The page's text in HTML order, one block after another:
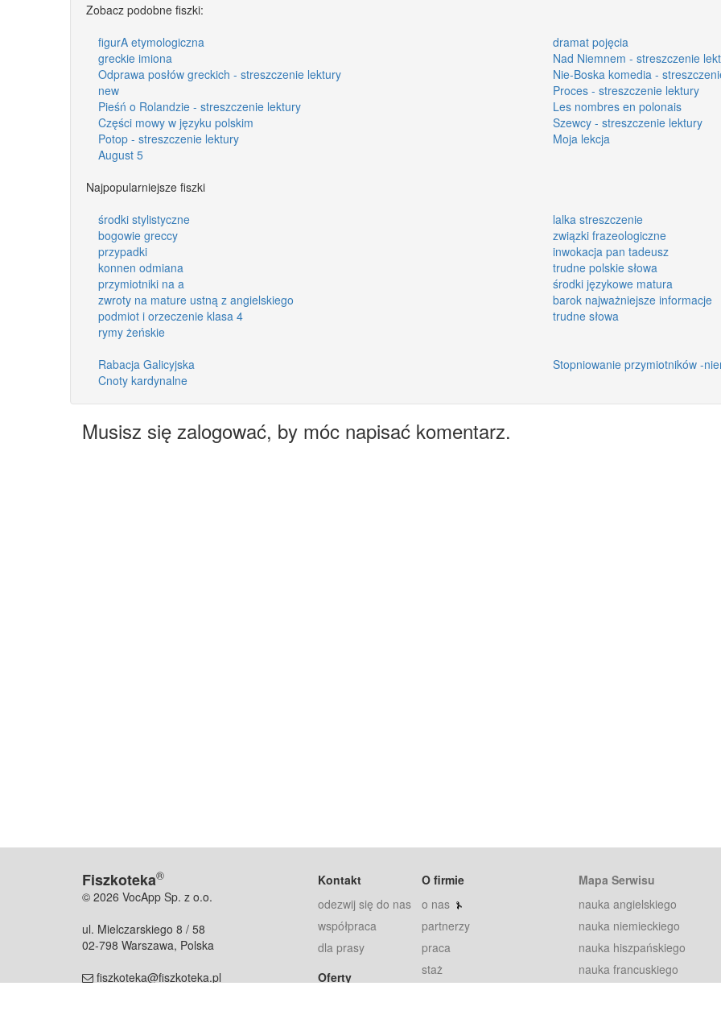
Zobacz podobne fiszki:
figurA etymologiczna
dramat pojęcia
greckie imiona
Nad Niemnem - streszczenie
Odprawa posłów greckich - streszczenie lektury
Nie-Boska komedia -
new
Proces - streszczenie lektury
Pieśń o Rolandzie - streszczenie lektury
Les nombres en polonais
Części mowy w języku polskim
Szewcy - streszczenie lektury
Potop - streszczenie lektury
Moja lekcja
August 5
Najpopularniejsze fiszki
środki stylistyczne
lalka streszczenie
bogowie greccy
związki frazeologiczne
przypadki
inwokacja pan tadeusz
konnen odmiana
trudne polskie słowa
przymiotniki na a
środki językowe matura
zwroty na mature ustną z angielskiego
barok najważniejsze informacje
podmiot i orzeczenie klasa 4
trudne słowa
rymy żeńskie
Rabacja Galicyjska
Stopniowanie przymiotników -
Cnoty kardynalne
Musisz się zalogować, by móc napisać komentarz.
Fiszkoteka®
© 2026 VocApp Sp. z o.o.
ul. Mielczarskiego 8 / 58
02-798 Warszawa, Polska
fiszkoteka@fiszkoteka.pl
Kontakt
odezwij się do nas
współpraca
dla prasy
Oferty
O firmie
o nas
partnerzy
praca
staż
Mapa Serwisu
nauka angielskiego
nauka niemieckiego
nauka hiszpańskiego
nauka francuskiego